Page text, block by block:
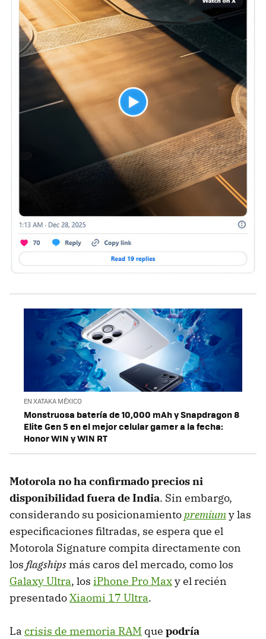
EN XATAKA MÉXICO
Monstruosa batería de 10,000 mAh y Snapdragon 8
Elite Gen 5 en el mejor celular gamer a la fecha:
Honor WIN y WIN RT
Motorola no ha confirmado precios ni
disponibilidad fuera de India. Sin embargo,
considerando su posicionamientopremiumy las
especificaciones filtradas, se espera que el
Motorola Signature compita directamente con
los flagships más caros del mercado, como los
Galaxy Ultra, los iPhone Pro Maxy el recién
presentadoXiaomi 17 Ultra.
La crisis de memoria RAM que podría